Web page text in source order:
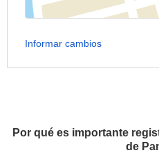
Por qué es importante
de
Informar cambios